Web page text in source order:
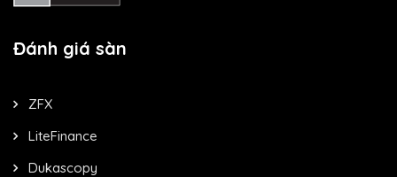
Đánh giá sàn
ZFX
LiteFinance
Dukascopy